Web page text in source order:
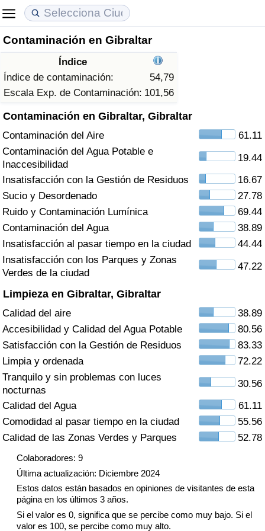
Contaminación en Gibraltar
Índice
Índice de contaminación:
54,79
Escala Exp. de Contaminación: 101,56
Contaminación en Gibraltar, Gibraltar
Contaminación del Aire
61.11
Contaminación del Agua Potable e
Inaccesibilidad
19.44
Insatisfacción con la Gestión de Residuos
16.67
Sucio y Desordenado
27.78
Ruido y Contaminación Lumínica
69.44
Contaminación del Agua
38.89
Insatisfacción al pasar tiempo en la ciudad
44.44
Insatisfacción con los Parques y Zonas
Verdes de la ciudad
47.22
Limpieza en Gibraltar, Gibraltar
Calidad del aire
38.89
Accesibilidad y Calidad del Agua Potable
80.56
Satisfacción con la Gestión de Residuos
83.33
Limpia y ordenada
72.22
Tranquilo y sin problemas con luces
nocturnas
30.56
Calidad del Agua
61.11
Comodidad al pasar tiempo en la ciudad
55.56
Calidad de las Zonas Verdes y Parques
52.78
Colaboradores: 9
Última actualización: Diciembre 2024
Estos datos están basados en opiniones de visitantes de esta
página en los últimos 3 años.
Si el valor es 0, significa que se percibe como muy bajo. Si el
valor es 100, se percibe como muy alto.
Coste de vida
Índice de Costo de Vida (Actual)
Índice de Costo de Vida
Índice de costo de vida por país
en aqaba
Precios de las propiedades
Índice de Precios de Inmuebles (Actual)
Índice de Precios de Inmuebles
Índice de Precios de Inmuebles por País
Calidad de Vida
Índice de Calidad de Vida
Índice de Calidad de Vida (Actual)
Índice de calidad de vida por país
Delincuencia
Calificación del Índice de Criminalidad
(Actual)
Índice de Criminalidad
Índice de criminalidad por país
Sanidad
Índice de Sanidad (Actual)
Índice de Sanidad
Índice de Sanidad por País
Contaminación
Índice de Contaminación (Actual)
Índice de contaminación
Índice de Contaminación por País